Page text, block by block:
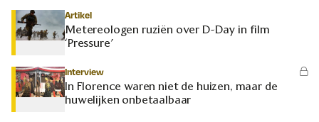
Artikel
Metereologen ruziën over D-Day in film
‘Pressure’
Interview
In Florence waren niet de huizen, maar de
huwelijken onbetaalbaar